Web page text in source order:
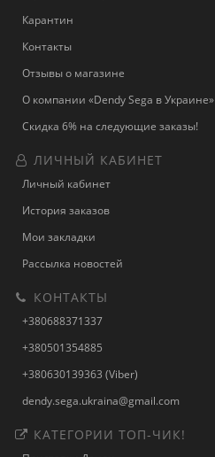
Карантин
Контакты
Отзывы о магазине
О компании «Dendy Sega в Украине»
Скидка 6% на следующие заказы!
ЛИЧНЫЙ КАБИНЕТ
Личный кабинет
История заказов
Мои закладки
Рассылка новостей
КОНТАКТЫ
+380688371337
+380501354885
+380630139363 (Viber)
dendy.sega.ukraina@gmail.com
КАТЕГОРИИ ТОП-ЧИК!